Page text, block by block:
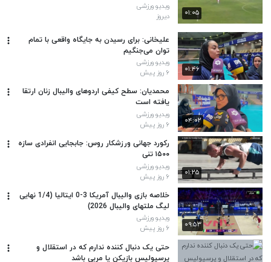
۰۱:۰۵
ویدیو ورزشی
دیروز
۰۱:۴۶
علیخانی: برای رسیدن به جایگاه واقعی با تمام
توان می‌جنگیم
ویدیو ورزشی
۶ روز پیش
۰۴:۰۲
محمدیان: سطح کیفی اردوهای والیبال زنان ارتقا
یافته است
ویدیو ورزشی
۶ روز پیش
۰۱:۲۵
رکورد جهانی ورزشکار روس: جابجایی انفرادی سازه
۱۵۰۰ تنی
ویدیو ورزشی
۶ روز پیش
۰۹:۵۳
خلاصه بازی والیبال آمریکا 3-0 ایتالیا (1/4 نهایی
لیگ ملتهای والیبال 2026)
ویدیو ورزشی
۶ روز پیش
حتی یک دنبال کننده ندارم که در استقلال و
پرسپولیس بازیکن یا مربی باشد